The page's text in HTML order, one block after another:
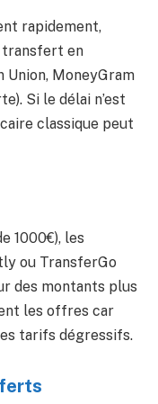
rapidement,
transfert en
Union, MoneyGram
Si le délai n’est
classique peut
1000€), les
ou TransferGo
des montants plus
les offres car
tarifs dégressifs.